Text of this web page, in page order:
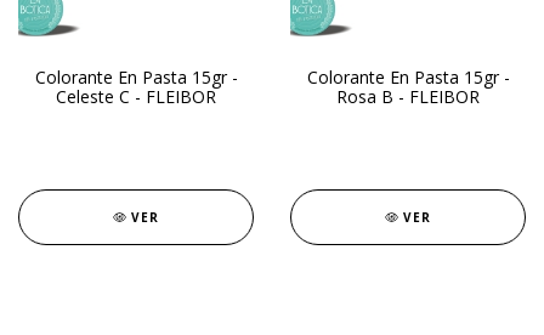
Colorante En Pasta 15gr -
Celeste C - FLEIBOR
VER
Colorante En Pasta 15gr -
Rosa B - FLEIBOR
VER